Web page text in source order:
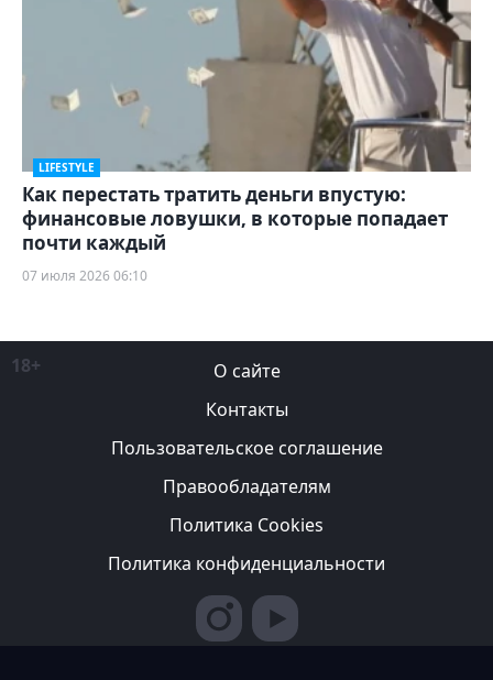
LIFESTYLE
Как перестать тратить деньги впустую:
финансовые ловушки, в которые попадает
почти каждый
07 июля 2026 06:10
18+
О сайте
Контакты
Пользовательское соглашение
Правообладателям
Политика Cookies
Политика конфиденциальности